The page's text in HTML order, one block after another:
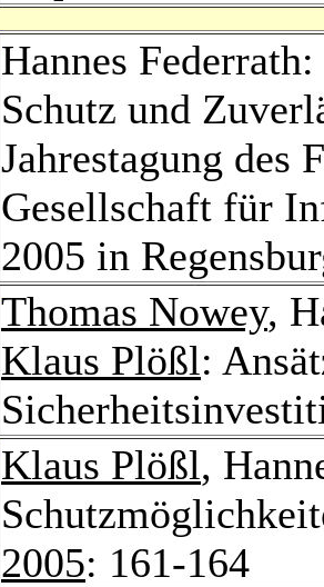
Hannes
Schutz und
Jahrestagung des
Gesellschaft für
2005 in
Thomas Nowey,
Klaus Plößl:
Klaus Plößl,
2005: 161-164